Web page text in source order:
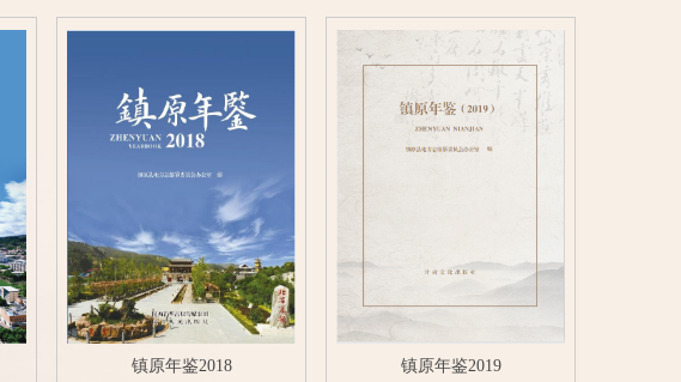
镇原年鉴2018 镇原年鉴2019